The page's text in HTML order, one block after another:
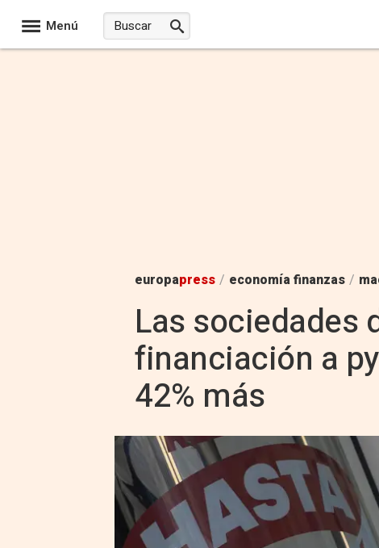
Menú
europapress / economía finanzas /
Las sociedades
financiación a
42% más